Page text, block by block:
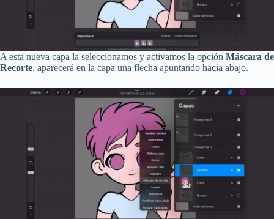
A esta nueva capa la seleccionamos y activamos la opción Máscara de
Recorte, aparecerá en la capa una flecha apuntando hacia abajo.